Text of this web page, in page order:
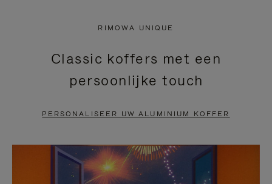
DRUK
OM
PAUZEREN
VIDEO
IS
UITGESCHAKELD.
HIER
OM
RIMOWA UNIQUE
Classic koffers met een
persoonlijke touch
PERSONALISEER UW ALUMINIUM KOFFER